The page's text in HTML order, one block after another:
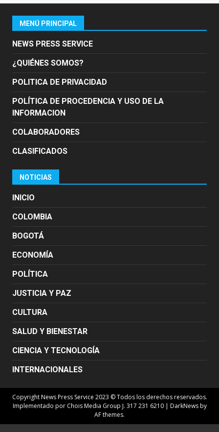
MENÚ PRINCIPAL
NEWS PRESS SERVICE
¿QUIÉNES SOMOS?
POLITICA DE PRIVACIDAD
POLÍTICA DE PROCEDENCIA Y USO DE LA
INFORMACION
COLABORADORES
CLASIFICADOS
NOTICIAS
INICIO
COLOMBIA
BOGOTÁ
ECONOMÍA
POLÍTICA
JUSTICIA Y PAZ
CULTURA
SALUD Y BIENESTAR
CIENCIA Y TECNOLOGÍA
INTERNACIONALES
Copyright News Press Service 2023 © Todos los derechos reservados.
Implementado por Chois Media Group J. 317 231 6210 | DarkNewsby
AF themes.